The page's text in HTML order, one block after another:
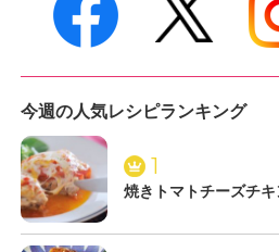
今週の人気レシピランキング
1
焼きトマトチーズチキ